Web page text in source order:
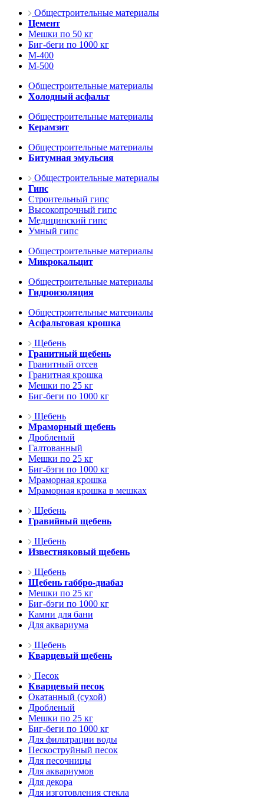
Общестроительные материалы
Цемент
Мешки по 50 кг
Биг-беги по 1000 кг
М-400
М-500
Общестроительные материалы
Холодный асфальт
Общестроительные материалы
Керамзит
Общестроительные материалы
Битумная эмульсия
Общестроительные материалы
Гипс
Строительный гипс
Высокопрочный гипс
Медицинский гипс
Умный гипс
Общестроительные материалы
Микрокальцит
Общестроительные материалы
Гидроизоляция
Общестроительные материалы
Асфальтовая крошка
Щебень
Гранитный щебень
Гранитный отсев
Гранитная крошка
Мешки по 25 кг
Биг-беги по 1000 кг
Щебень
Мраморный щебень
Дробленый
Галтованный
Мешки по 25 кг
Биг-бэги по 1000 кг
Мраморная крошка
Мраморная крошка в мешках
Щебень
Гравийный щебень
Щебень
Известняковый щебень
Щебень
Щебень габбро-диабаз
Мешки по 25 кг
Биг-бэги по 1000 кг
Камни для бани
Для аквариума
Щебень
Кварцевый щебень
Песок
Кварцевый песок
Окатанный (сухой)
Дробленый
Мешки по 25 кг
Биг-беги по 1000 кг
Для фильтрации воды
Пескоструйный песок
Для песочницы
Для аквариумов
Для декора
Для изготовления стекла